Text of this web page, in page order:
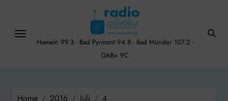
content
Hameln 99.3 - Bad Pyrmont 94.8 - Bad Münder 107.2 -
DAB+ 9C
Home 2016 Juli
4